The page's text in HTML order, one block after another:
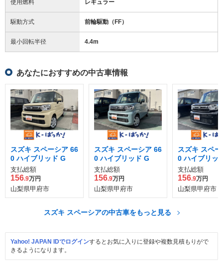
使用燃料 レギュラー
駆動方式 前輪駆動（FF）
最小回転半径 4.4m
あなたにおすすめの中古車情報
スズキ スペーシア 66
0 ハイブリッド G
支払総額
156.9万円
山梨県甲府市
スズキ スペーシア 66
0 ハイブリッド G
支払総額
156.9万円
山梨県甲府市
スズキ スペ
0 ハイブリッ
支払総額
156.9万円
山梨県甲府市
スズキ スペーシアの中古車をもっと見る
Yahoo! JAPAN IDでログインするとお気に入りに登録や複数見積もりがで
きるようになります。